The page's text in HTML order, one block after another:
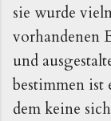
sie wurde
vorhandenen
und
bestimmen
dem keine